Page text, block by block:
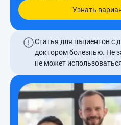
Узнать
Статья для пациентов с
доктором болезнью. Не
не может